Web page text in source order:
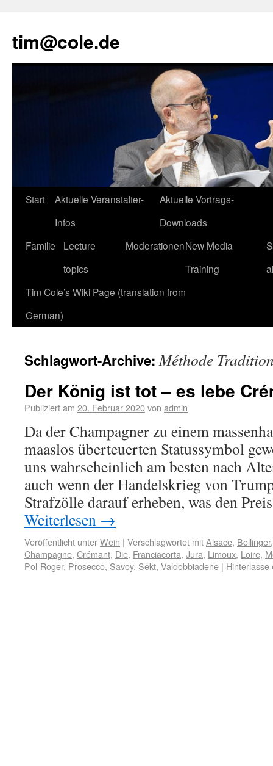
tim@cole.de
Start
Aktuelle Veranstalter-
Infos
Aktuelle Vortrags-
Downloads
Familie
Lecture
topics
ModerationenNew Media
Training
Tim Cole’s Wiki Page (translation from
German)
Schlagwort-Archive:Méthode
Der König ist tot – es lebe
Publiziert am 20. Februar 2020von admin
Da der Champagner zu einem
maaslos überteuerten Statussymbol
uns wahrscheinlich am besten nach
auch wenn der Handelskrieg von
Strafzölle darauf erheben, was den
Weiterlesen →
Veröffentlicht unterWein | Verschlagwortet mitAlsace, Bollinger
Champagne, Crémant, Die, Franciacorta, Jura, Limoux, Loire,
Pol-Roger, Prosecco, Savoy, Sekt, Valdobbiadene |